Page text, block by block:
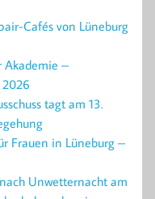
Cafés von Lüneburg
Akademie –
2026
tagt am 13.
Frauen in Lüneburg –
Unwetternacht am